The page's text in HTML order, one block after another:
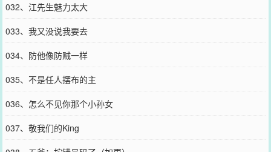
032、江先生魅力太大
033、我又没说我要去
034、防他像防贼一样
035、不是任人摆布的主
036、怎么不见你那个小孙女
037、敬我们的King